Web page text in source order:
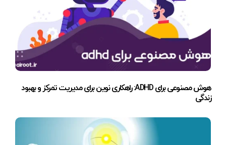
هوش مصنوعی برای ADHD: راهکاری نوین برای مدیریت تمرکز و بهبود
زندگی